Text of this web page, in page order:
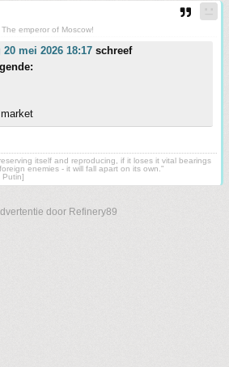
The emperor of Moscow!
mei 2026 18:17 schreef
itself and reproducing, if it loses it vital bearings
enemies - it will fall apart on its own."
Putin]
door Refinery89